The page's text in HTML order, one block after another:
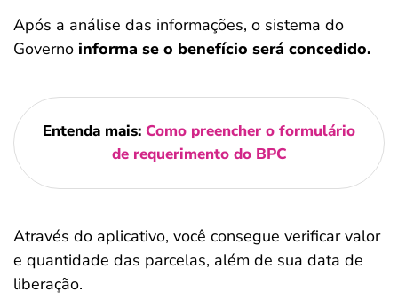
Após a análise das informações, o sistema do
Governo informa se o benefício será concedido.
Entenda mais: Como preencher o formulário
de requerimento do BPC
Através do aplicativo, você consegue verificar valor
e quantidade das parcelas, além de sua data de
liberação.